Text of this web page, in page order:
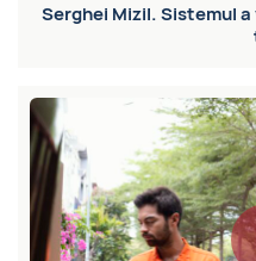
Serghei Mizil. Sistemul